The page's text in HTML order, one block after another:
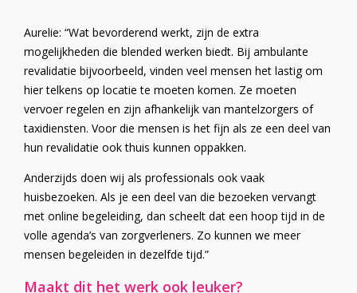
Aurelie: “Wat bevorderend werkt, zijn de extra
mogelijkheden die blended werken biedt. Bij ambulante
revalidatie bijvoorbeeld, vinden veel mensen het lastig om
hier telkens op locatie te moeten komen. Ze moeten
vervoer regelen en zijn afhankelijk van mantelzorgers of
taxidiensten. Voor die mensen is het fijn als ze een deel van
hun revalidatie ook thuis kunnen oppakken.
Anderzijds doen wij als professionals ook vaak
huisbezoeken. Als je een deel van die bezoeken vervangt
met online begeleiding, dan scheelt dat een hoop tijd in de
volle agenda’s van zorgverleners. Zo kunnen we meer
mensen begeleiden in dezelfde tijd.”
Maakt dit het werk ook leuker?